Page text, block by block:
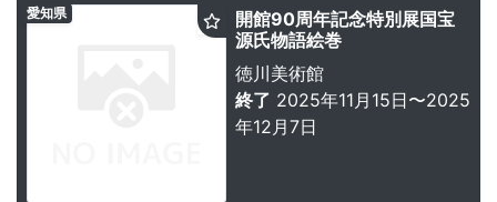
開館90周年記念特別展国宝
源氏物語絵巻
徳川美術館
終了 2025年11月15日〜2025
年12月7日
愛知県